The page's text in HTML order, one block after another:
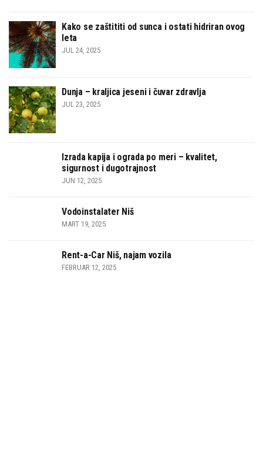
Kako se zaštititi od sunca i ostati hidriran ovog
leta
JUL 24, 2025
Dunja – kraljica jeseni i čuvar zdravlja
JUL 23, 2025
Izrada kapija i ograda po meri – kvalitet,
sigurnost i dugotrajnost
JUN 12, 2025
Vodoinstalater Niš
MART 19, 2025
Rent-a-Car Niš, najam vozila
FEBRUAR 12, 2025